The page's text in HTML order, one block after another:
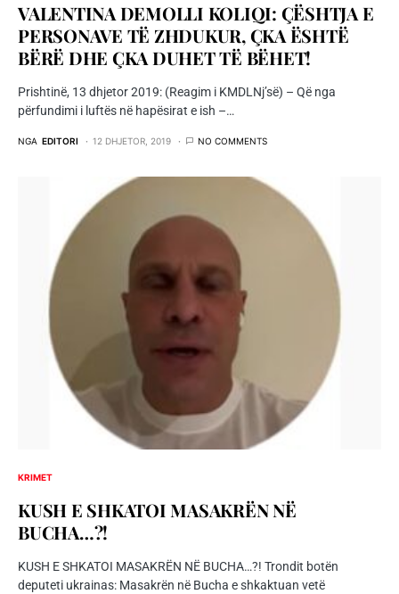
VALENTINA DEMOLLI KOLIQI: ÇËSHTJA E
PERSONAVE TË ZHDUKUR, ÇKA ËSHTË
BËRË DHE ÇKA DUHET TË BËHET!
Prishtinë, 13 dhjetor 2019: (Reagim i KMDLNj’së) – Që nga
përfundimi i luftës në hapësirat e ish –…
NGA EDITORI 12 DHJETOR, 2019 NO COMMENTS
KRIMET
KUSH E SHKATOI MASAKRËN NË
BUCHA…?!
KUSH E SHKATOI MASAKRËN NË BUCHA…?! Trondit botën
deputeti ukrainas: Masakrën në Bucha e shkaktuan vetë